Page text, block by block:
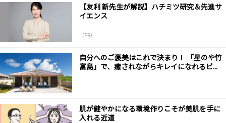
【友利 新先生が解説】ハチミツ研究＆先進サ
イエンス
（PR）
自分へのご褒美はこれで決まり！ 「星のや竹
富島」で、癒されながらキレイになれるビ...
肌が健やかになる環境作りこそが美肌を手に
入れる近道